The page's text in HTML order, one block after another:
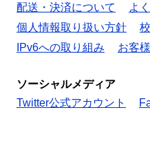
配送・決済について
よ
個人情報取り扱い方針
IPv6への取り組み
お客
ソーシャルメディア
Twitter公式アカウント